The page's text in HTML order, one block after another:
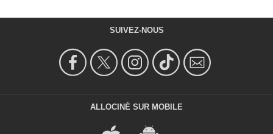
SUIVEZ-NOUS
ALLOCINÉ SUR MOBILE